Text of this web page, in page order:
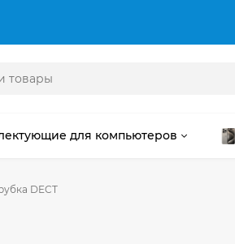
для компьютеров
DECT